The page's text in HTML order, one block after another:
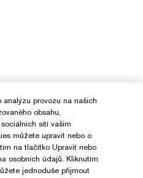
analýzu provozu na našich
obsahu,
sítí vašim
můžete upravit nebo o
na tlačítko Upravit nebo
osobních údajů. Kliknutím
jednoduše přijmout